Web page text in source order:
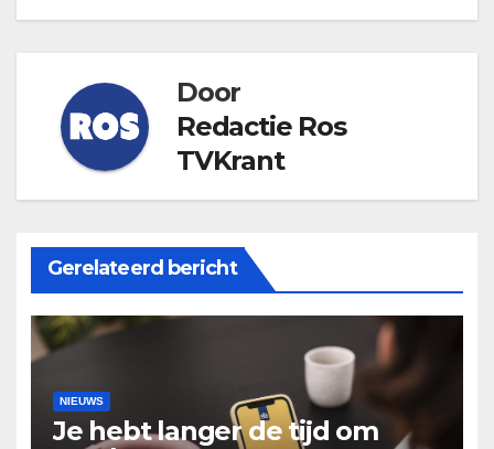
Door
Redactie Ros
TVKrant
Gerelateerd bericht
NIEUWS
Je hebt langer de tijd om